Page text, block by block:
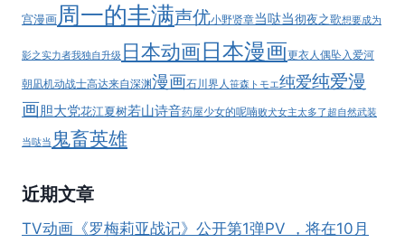
宫漫画周一的丰满声优小野贤章当哒当彻夜之歌想要成为
影之实力者我独自升级 日本动画日本漫画更衣人偶坠入爱河
朝凪机动战士高达来自深渊漫画石川界人笹森トモエ纯爱纯爱漫
画胆大党花江夏树若山诗音药屋少女的呢喃败犬女主太多了超自然武装
当哒当 鬼畜英雄
近期文章
TV动画《罗梅莉亚战记》公开第1弹PV ，将在10月